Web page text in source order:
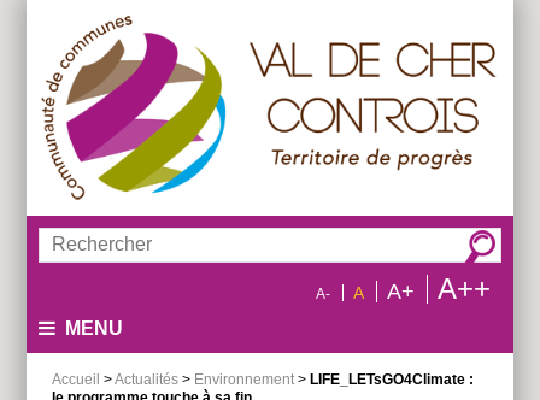
menu
contenu
recherche
Rechercher :
A- A A+ A++
MENU
Accueil >Actualités> Environnement> LIFE_LETsGO4Climate :